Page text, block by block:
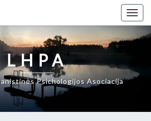
LHPA
Psichologijos Asociacija